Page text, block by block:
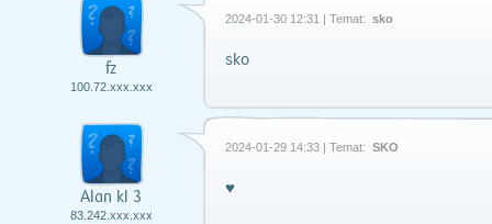
fz
100.72.xxx.xxx
2024-01-30 12:31 | Temat: sko
sko
Alan kl 3
83.242.xxx.xxx
2024-01-29 14:33 | Temat: SKO
♥️